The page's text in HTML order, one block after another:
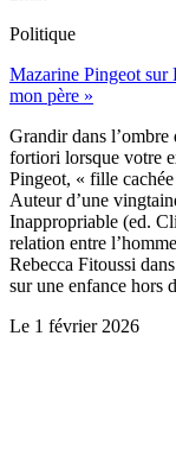
Politique
Mazarine Pingeot sur
mon père »
Grandir dans
fortiori lorsque votre
Pingeot, « fille
Auteur d’une
Inappropriable (ed.
relation entre
Rebecca Fitoussi
sur une enfance hors
Le 1 février 2026